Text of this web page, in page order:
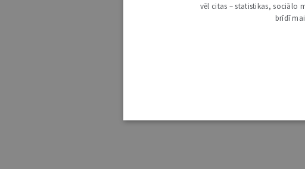
vēl citas – statistikas, sociālo
brīdī